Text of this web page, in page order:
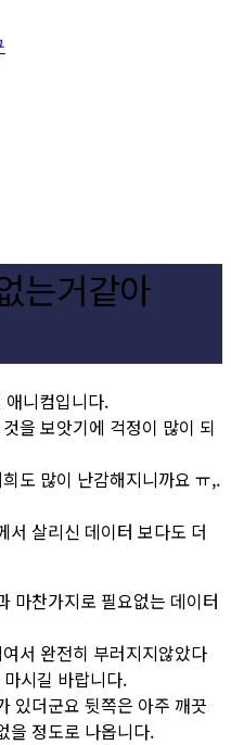
는거같아
니컴입니다.
을 보앗기에 걱정이 많이 되
도 많이 난감해지니까요 ㅠ,.
서 살리신 데이터 보다도 더
마찬가지로 필요없는 데이터
서 완전히 부러지지않았다
시길 바랍니다.
있더군요 뒷쪽은 아주 깨끗
을 정도로 나옵니다.